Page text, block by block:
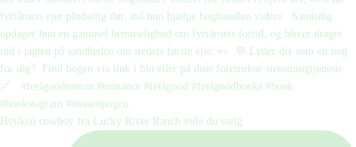
Hvilken cowboy fra Lucky River Ranch ville du vælg